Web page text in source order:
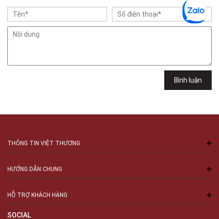
Việt Thương Music - 102Q An Dương Vương
102Q Đường An Dương Vương, Phường An Đông, TPHCM, Quận 5, Hồ Chí
Minh
Bình luận
THÔNG TIN VIỆT THƯƠNG
HƯỚNG DẪN CHUNG
HỖ TRỢ KHÁCH HÀNG
SOCIAL